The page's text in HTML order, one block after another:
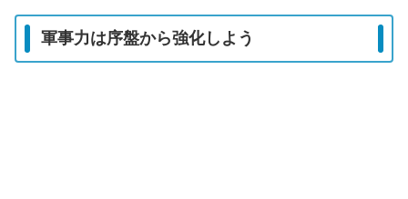
軍事力は序盤から強化しよう